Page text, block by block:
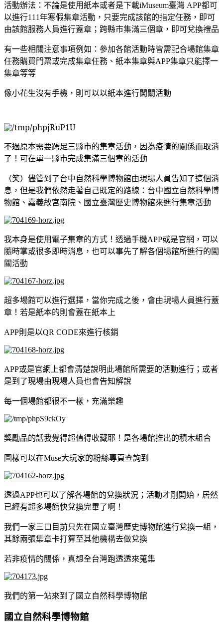
活動辦法：不論是使用紙本或者是下載iMuseum臺灣 APP都可
以進行111年寒假集章活動，只要完成該館的指定任務，即可
由該館服務人員進行蓋章；跨縣市集滿三個章，即可兌換禮品
有一些相關注意事項例如：參加各館活動時皆需配合場館集章
任務購買門票或完成集章任務、紙本集章與APP集章只能擇一
集章等等
像小花生沒有手機，則可以以紙本進行闖關活動
不過原本需要跨足三縣市的集章活動，因為疫情的關係而取消
了！可在單一縣市完成集滿三個章的活動
（笑）儘管到了台中自然科學博物館由現場人員告知了這個消
息，但是我們依然走著自己既定的路線：台中國立自然科學博
物館、嘉義故宮南院、國立臺灣歷史博物館來進行集章活動
我本身是使用電子集章的方式！透過手機APP或是官網，可以
隨時掌或很多即時消息，也可以事先了解各個場館所進行的闖
關活動
超多場館可以進行選擇，當你完成之後，會由現場人員進行蓋
章！若是紙本的則會蓋在紙本上
APP則是以QR CODE來進行核銷
APP或是官網上都會清楚說明此場館所需要的活動進行；或者
是到了現場由現場人員也會告知解說
每一個場館都很不一樣，充滿樂趣
獎勵品的話我覺得超值得收藏耶！是各場館推出的積木組合
圖樣可以在Muse大玩家的粉絲專頁查詢到
透過APP也可以了解各場館的兌換狀況；活動才剛開始，居然
已經有超多場館快兌換完畢了啊！
我們一家三口目前只先在國立臺灣歷史博物館進行兌換一組，
其餘兩張集章卡打算至其他機構去做兌換
若非疫情的關係，真想全台灣跑透透來蒐集
我們的第一站來到了國立自然科學博物館
國立自然科學博物館